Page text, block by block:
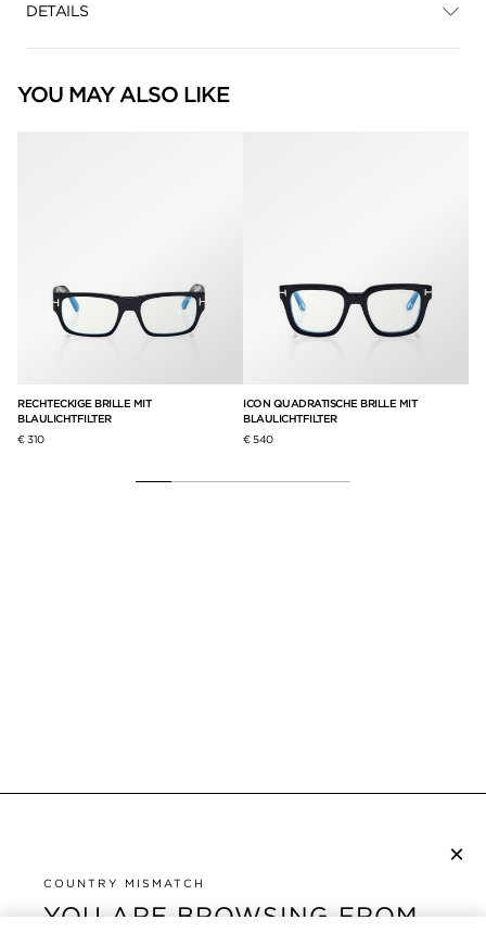
DETAILS
YOU MAY ALSO LIKE
RECHTECKIGE BRILLE MIT
BLAULICHTFILTER
€ 310
ICON QUADRATISCHE BRILLE MIT
BLAULICHTFILTER
€ 540
×
COUNTRY MISMATCH
YOU ARE BROWSING FROM